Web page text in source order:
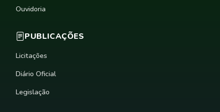
Ouvidoria
PUBLICAÇÕES
Licitações
Diário Oficial
Legislação